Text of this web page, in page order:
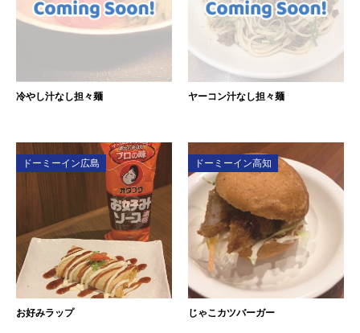
冷やし汁なし担々麺 ヤーコン汁なし担々麺
ドーミーイン広島
お好みラップ
ドーミーイン高知
じゃこカツバーガー